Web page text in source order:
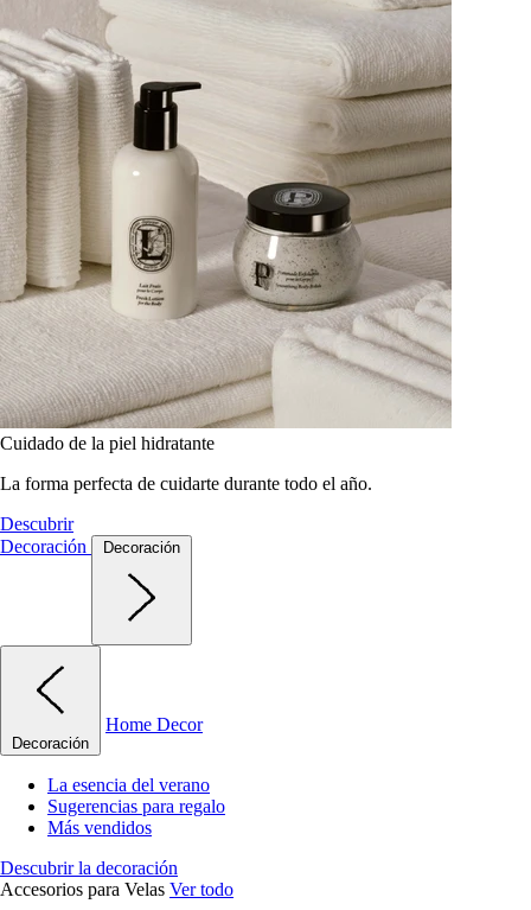
Cuidado de la piel hidratante
La forma perfecta de cuidarte durante todo el año.
Descubrir
Decoración
Decoración
Decoración
Home Decor
La esencia del verano
Sugerencias para regalo
Más vendidos
Descubrir la decoración
Accesorios para Velas Ver todo